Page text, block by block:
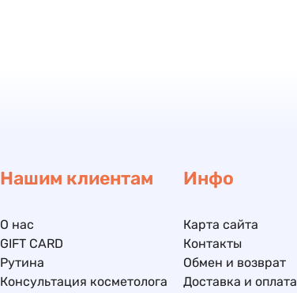
Нашим клиентам
О нас
GIFT CARD
Рутина
Консультация косметолога
Инфо
Карта сайта
Контакты
Обмен и возврат
Доставка и оплата